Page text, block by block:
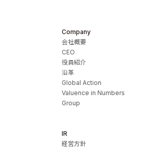
Inc.
Company
会社概要
CEO
役員紹介
沿革
Global Action
Valuence in Numbers
Group
IR
経営方針